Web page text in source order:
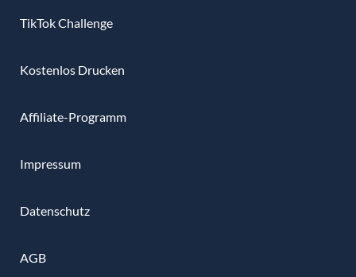
TikTok Challenge
Kostenlos Drucken
Affiliate-Programm
Impressum
Datenschutz
AGB